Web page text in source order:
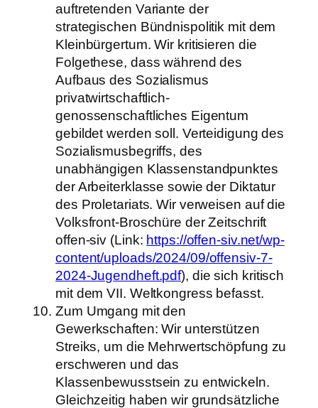
auftretenden Variante der
strategischen Bündnispolitik mit dem
Kleinbürgertum. Wir kritisieren die
Folgethese, dass während des
Aufbaus des Sozialismus
privatwirtschaftlich-
genossenschaftliches Eigentum
gebildet werden soll. Verteidigung des
Sozialismusbegriffs, des
unabhängigen Klassenstandpunktes
der Arbeiterklasse sowie der Diktatur
des Proletariats. Wir verweisen auf die
Volksfront-Broschüre der Zeitschrift
offen-siv (Link: https://offen-siv.net/wp-
content/uploads/2024/09/offensiv-7-
2024-Jugendheft.pdf), die sich kritisch
mit dem VII. Weltkongress befasst.
Zum Umgang mit den
Gewerkschaften: Wir unterstützen
Streiks, um die Mehrwertschöpfung zu
erschweren und das
Klassenbewusstsein zu entwickeln.
Gleichzeitig haben wir grundsätzliche